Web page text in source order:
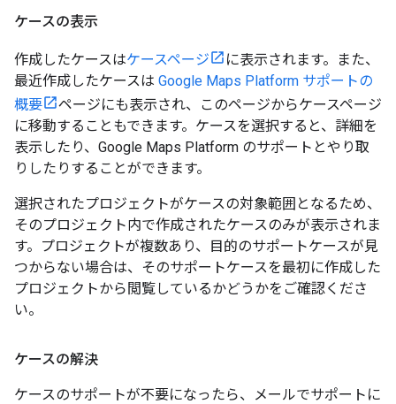
ケースの表示
作成したケースはケースページ
に表示されます。また、
最近作成したケースは Google Maps Platform サポートの
概要
ページにも表示され、このページからケースページ
に移動することもできます。ケースを選択すると、詳細を
表示したり、Google Maps Platform のサポートとやり取
りしたりすることができます。
選択されたプロジェクトがケースの対象範囲となるため、
そのプロジェクト内で作成されたケースのみが表示されま
す。プロジェクトが複数あり、目的のサポートケースが見
つからない場合は、そのサポートケースを最初に作成した
プロジェクトから閲覧しているかどうかをご確認くださ
い。
ケースの解決
ケースのサポートが不要になったら、メールでサポートに